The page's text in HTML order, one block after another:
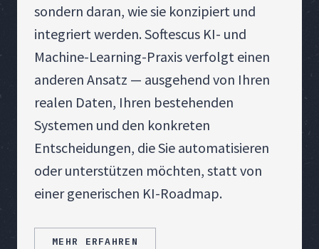
sondern daran, wie sie konzipiert und
integriert werden. Softescus KI- und
Machine-Learning-Praxis verfolgt einen
anderen Ansatz — ausgehend von Ihren
realen Daten, Ihren bestehenden
Systemen und den konkreten
Entscheidungen, die Sie automatisieren
oder unterstützen möchten, statt von
einer generischen KI-Roadmap.
MEHR ERFAHREN